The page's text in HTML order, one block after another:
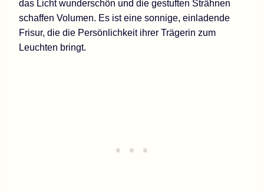
das Licht wunderschön und die gestuften Strähnen
schaffen Volumen. Es ist eine sonnige, einladende
Frisur, die die Persönlichkeit ihrer Trägerin zum
Leuchten bringt.